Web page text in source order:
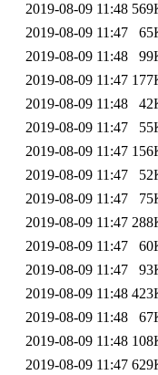
2019-08-09 11:48
2019-08-09 11:47
2019-08-09 11:48
2019-08-09 11:47
2019-08-09 11:48
2019-08-09 11:47
2019-08-09 11:47
2019-08-09 11:47
2019-08-09 11:47
2019-08-09 11:47
2019-08-09 11:47
2019-08-09 11:47
2019-08-09 11:48
2019-08-09 11:48
2019-08-09 11:48
2019-08-09 11:47